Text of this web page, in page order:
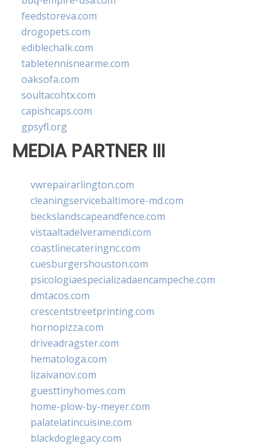
feedstoreva.com
drogopets.com
ediblechalk.com
tabletennisnearme.com
oaksofa.com
soultacohtx.com
capishcaps.com
gpsyfl.org
MEDIA PARTNER III
vwrepairarlington.com
cleaningservicebaltimore-md.com
beckslandscapeandfence.com
vistaaltadelveramendi.com
coastlinecateringnc.com
cuesburgershouston.com
psicologiaespecializadaencampeche.com
dmtacos.com
crescentstreetprinting.com
hornopizza.com
driveadragster.com
hematologa.com
lizaivanov.com
guesttinyhomes.com
home-plow-by-meyer.com
palatelatincuisine.com
blackdoglegacy.com